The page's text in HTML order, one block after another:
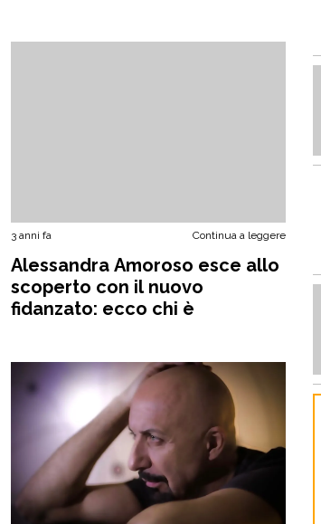
3 anni fa Continua a leggere
Alessandra Amoroso esce allo
scoperto con il nuovo
fidanzato: ecco chi è